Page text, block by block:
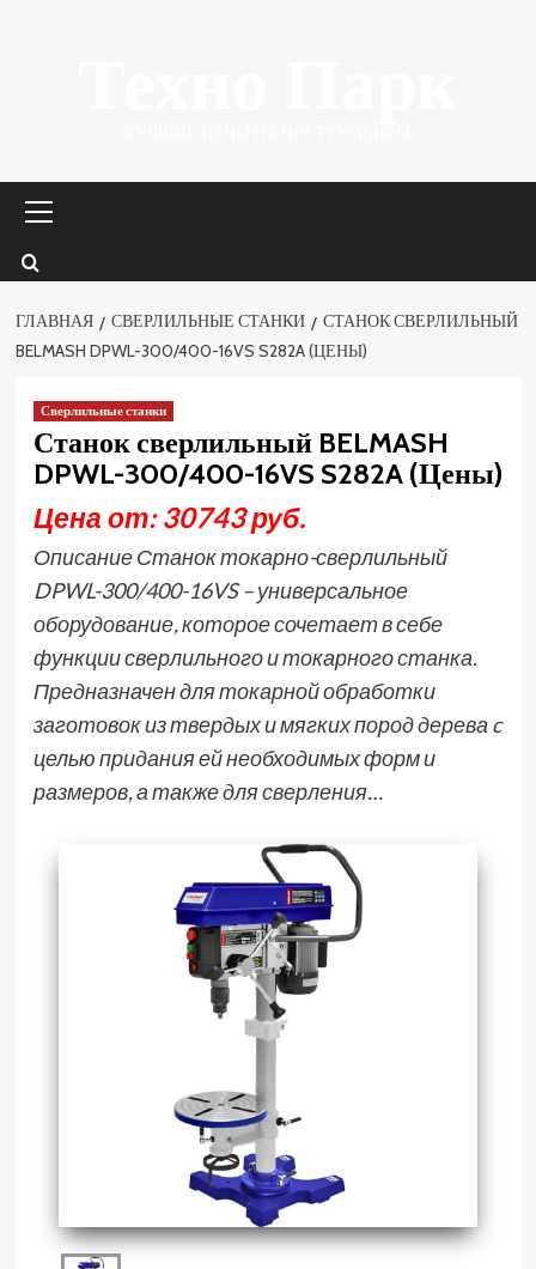
меню
ГЛАВНАЯ СВЕРЛИЛЬНЫЕ СТАНКИ
СТАНОК СВЕРЛИЛЬНЫЙ
BELMASH DPWL-300/400-16VS S282A (ЦЕНЫ)
Сверлильные станки
Станок сверлильный BELMASH
DPWL-300/400-16VS S282A (Цены)
Цена от: 30743 руб.
Описание Станок токарно-сверлильный
DPWL-300/400-16VS – универсальное
оборудование, которое сочетает в себе
функции сверлильного и токарного станка.
Предназначен для токарной обработки
заготовок из твердых и мягких пород дерева c
целью придания ей необходимых форм и
размеров, а также для сверления…